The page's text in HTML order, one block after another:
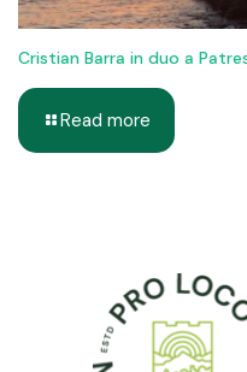
Cristian Barra in duo a
Read more